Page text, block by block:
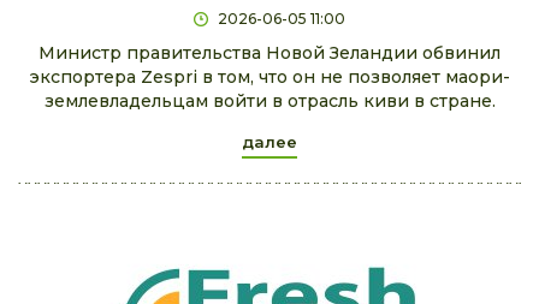
2026-06-05 11:00
Министр правительства Новой Зеландии обвинил
экспортера Zespri в том, что он не позволяет маори-
землевладельцам войти в отрасль киви в стране.
далее